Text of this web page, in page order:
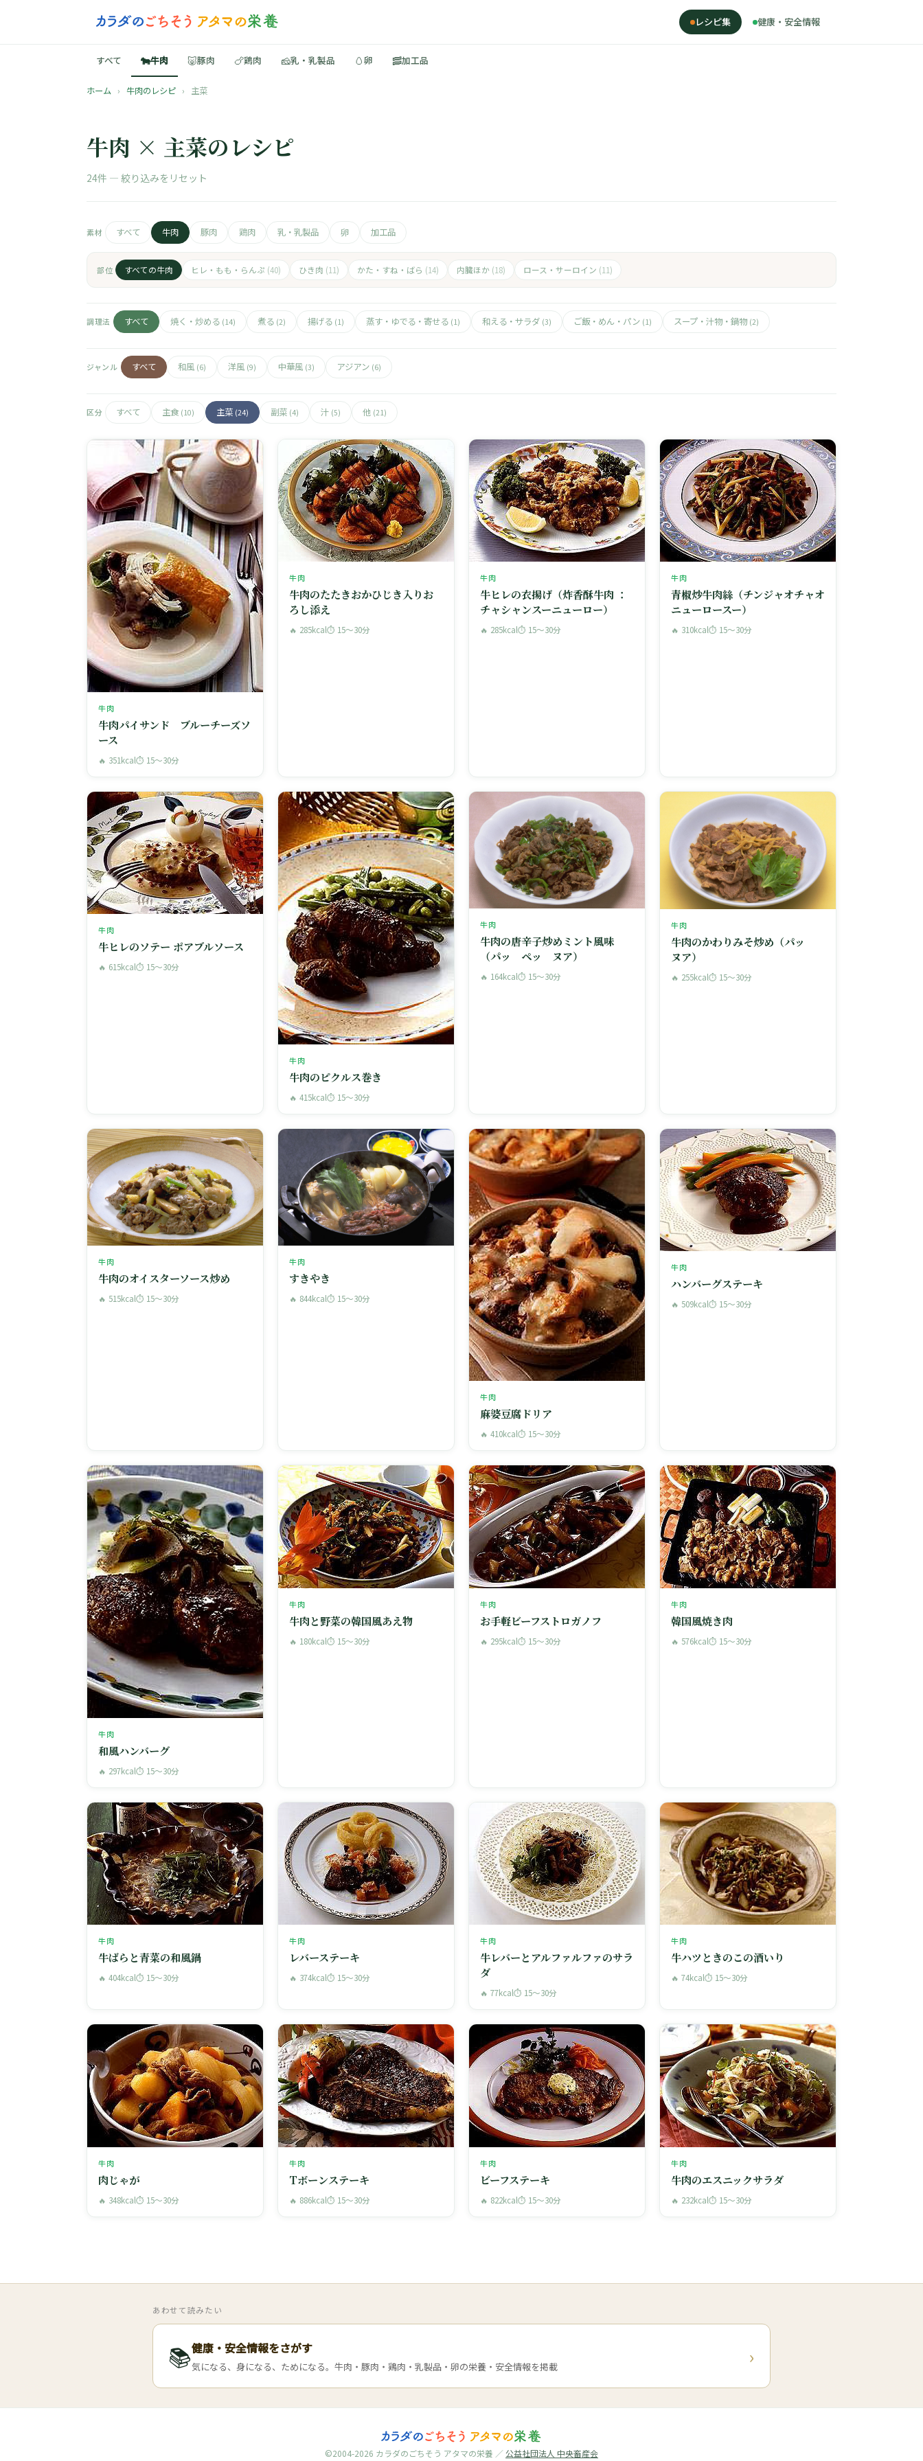
レシピ集 健康・安全情報
すべて 🐄牛肉 🐷豚肉 🍗鶏肉 🧀乳・乳製品 🥚卵 🥓加工品
ホーム › 牛肉のレシピ › 主菜
牛肉 × 主菜のレシピ
24件 — 絞り込みをリセット
素材 すべて 牛肉 豚肉 鶏肉 乳・乳製品 卵 加工品
部位 すべての牛肉 ヒレ・もも・らんぷ (40) ひき肉 (11) かた・すね・ばら (14) 内臓ほか (18) ロース・サーロイン (11)
調理法 すべて 焼く・炒める (14) 煮る (2) 揚げる (1) 蒸す・ゆでる・寄せる (1) 和える・サラダ (3) ご飯・めん・パン (1) スープ・汁物・鍋物 (2)
ジャンル すべて 和風 (6) 洋風 (9) 中華風 (3) アジアン (6)
区分 すべて 主食 (10) 主菜 (24) 副菜 (4) 汁 (5) 他 (21)
牛肉
牛肉パイサンド ブルーチーズソ
ース
🔥 351kcal⏱ 15〜30分
牛肉
牛肉のたたきおかひじき入りお
ろし添え
🔥 285kcal⏱ 15〜30分
牛肉
牛ヒレの衣揚げ（炸香酥牛肉 ：
チャシャンスーニューロー）
🔥 285kcal⏱ 15〜30分
牛肉
青椒炒牛肉絲（チンジャオチャオ
ニューロースー）
🔥 310kcal⏱ 15〜30分
牛肉
牛ヒレのソテー ポアブルソース
🔥 615kcal⏱ 15〜30分
牛肉
牛肉のピクルス巻き
🔥 415kcal⏱ 15〜30分
牛肉
牛肉の唐辛子炒めミント風味
（パッ ペッ ヌア）
🔥 164kcal⏱ 15〜30分
牛肉
牛肉のかわりみそ炒め（パッ
ヌア）
🔥 255kcal⏱ 15〜30分
牛肉
牛肉のオイスターソース炒め
🔥 515kcal⏱ 15〜30分
牛肉
すきやき
🔥 844kcal⏱ 15〜30分
牛肉
麻婆豆腐ドリア
🔥 410kcal⏱ 15〜30分
牛肉
ハンバーグステーキ
🔥 509kcal⏱ 15〜30分
牛肉
和風ハンバーグ
🔥 297kcal⏱ 15〜30分
牛肉
牛肉と野菜の韓国風あえ物
🔥 180kcal⏱ 15〜30分
牛肉
お手軽ビーフストロガノフ
🔥 295kcal⏱ 15〜30分
牛肉
韓国風焼き肉
🔥 576kcal⏱ 15〜30分
牛肉
牛ばらと青菜の和風鍋
🔥 404kcal⏱ 15〜30分
牛肉
レバーステーキ
🔥 374kcal⏱ 15〜30分
牛肉
牛レバーとアルファルファのサラ
ダ
🔥 77kcal⏱ 15〜30分
牛肉
牛ハツときのこの酒いり
🔥 74kcal⏱ 15〜30分
牛肉
肉じゃが
🔥 348kcal⏱ 15〜30分
牛肉
Tボーンステーキ
🔥 886kcal⏱ 15〜30分
牛肉
ビーフステーキ
🔥 822kcal⏱ 15〜30分
牛肉
牛肉のエスニックサラダ
🔥 232kcal⏱ 15〜30分
あわせて読みたい
📚健康・安全情報をさがす
気になる、身になる、ためになる。牛肉・豚肉・鶏肉・乳製品・卵の栄養・安全情報を掲載 ›
©2004-2026 カラダのごちそう アタマの栄養 ／公益社団法人 中央畜産会